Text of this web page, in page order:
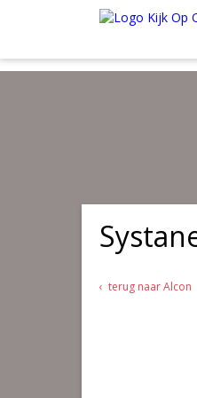
Wij verzenden al onze
terug naar Alcon